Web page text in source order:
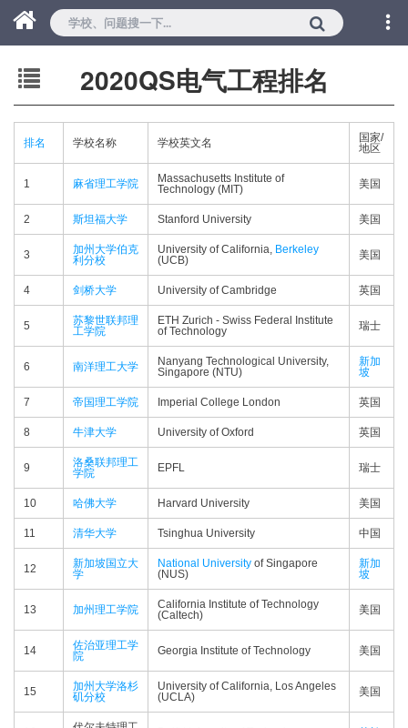
2020QS电气工程排名
排名 学校名称 学校英文名
国家/
地区
1 麻省理工学院
Massachusetts Institute of
Technology (MIT)
美国
2 斯坦福大学 Stanford University 美国
3
加州大学伯克
利分校
University of California, Berkeley
(UCB)
美国
4 剑桥大学 University of Cambridge 英国
5
苏黎世联邦理
工学院
ETH Zurich - Swiss Federal Institute
of Technology
瑞士
6 南洋理工大学
Nanyang Technological University,
Singapore (NTU)
新加
坡
7 帝国理工学院 Imperial College London 英国
8 牛津大学 University of Oxford 英国
9
洛桑联邦理工
学院
EPFL 瑞士
10 哈佛大学 Harvard University 美国
11 清华大学 Tsinghua University 中国
12
新加坡国立大
学
National University of Singapore
(NUS)
新加
坡
13 加州理工学院
California Institute of Technology
(Caltech)
美国
14
佐治亚理工学
院
Georgia Institute of Technology 美国
15
加州大学洛杉
矶分校
University of California, Los Angeles
(UCLA)
美国